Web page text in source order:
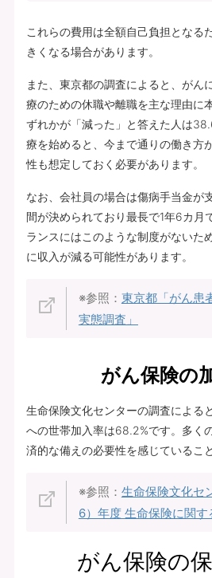
これらの費用は全額自己負担となる
きくなる場合があります。
また、東京都の調査によると、がん
療のための休職や離職を主な理由に
ずれかが「減った」と答えた人は
療を始めると、今まで通りの働き方
性も想定しておく必要があります。
なお、会社員の場合は傷病手当金が
間が決められており最長で1年6カ月
ランスにはこのような制度がないた
に収入が減る可能性があります。
※参照： 東京都「がん患
実態調査」
がん保険の
生命保険文化センターの調査による
への世帯加入率は68.2%です。多く
済的な備えの必要性を感じているこ
※参照： 生命保険文化セ
6）年度 生命保険に関す
がん保険の